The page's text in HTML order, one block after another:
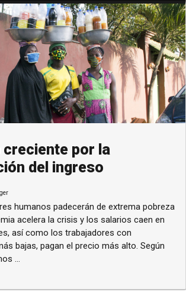
creciente por la
del ingreso
humanos padecerán de extrema pobreza
acelera la crisis y los salarios caen en
así como los trabajadores con
bajas, pagan el precio más alto. Según
...